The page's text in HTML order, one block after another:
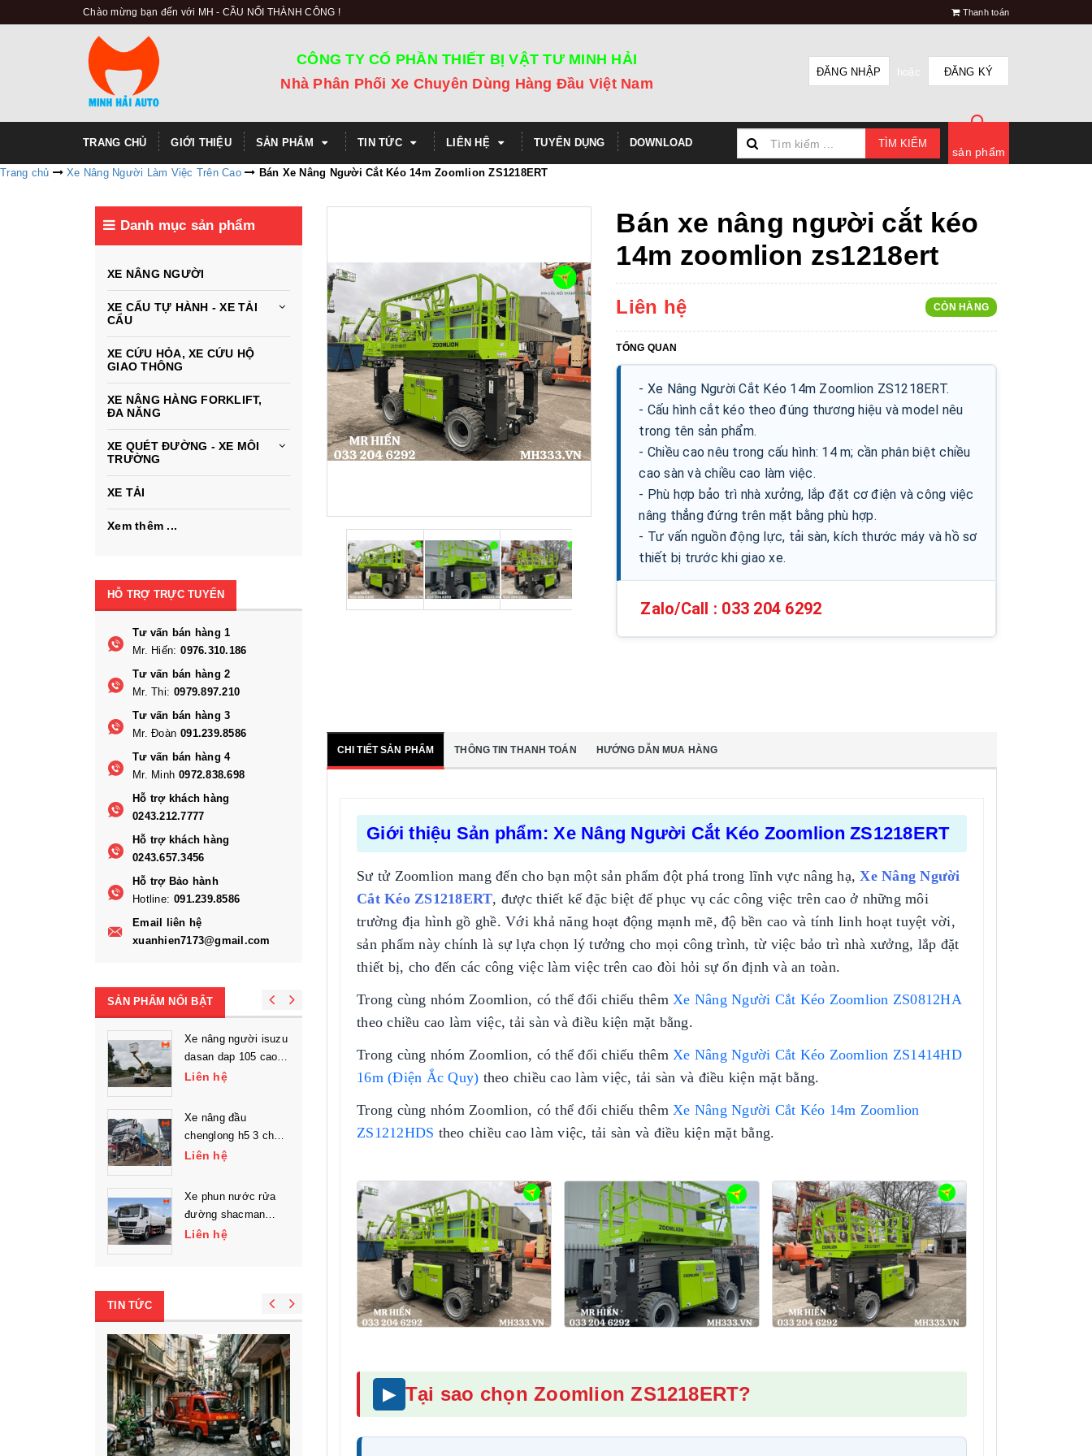
Chào mừng bạn đến với MH - CẦU NỐI THÀNH CÔNG ! Thanh toán
CÔNG TY CỔ PHẦN THIẾT BỊ VẬT TƯ MINH HẢI
Nhà Phân Phối Xe Chuyên Dùng Hàng Đầu Việt Nam
ĐĂNG NHẬP hoặc ĐĂNG KÝ
TRANG CHỦ GIỚI THIỆU SẢN PHẨM TIN TỨC LIÊN HỆ TUYỂN DỤNG DOWNLOAD TÌM KIẾM
sản phẩm
Trang chủ Xe Nâng Người Làm Việc Trên Cao Bán Xe Nâng Người Cắt Kéo 14m Zoomlion ZS1218ERT
Bán xe nâng người cắt kéo
14m zoomlion zs1218ert
Liên hệ CÒN HÀNG
TỔNG QUAN
- Xe Nâng Người Cắt Kéo 14m Zoomlion ZS1218ERT.
- Cấu hình cắt kéo theo đúng thương hiệu và model nêu
trong tên sản phẩm.
- Chiều cao nêu trong cấu hình: 14 m; cần phân biệt chiều
cao sàn và chiều cao làm việc.
- Phù hợp bảo trì nhà xưởng, lắp đặt cơ điện và công việc
nâng thẳng đứng trên mặt bằng phù hợp.
- Tư vấn nguồn động lực, tải sàn, kích thước máy và hồ sơ
thiết bị trước khi giao xe.
Zalo/Call : 033 204 6292
CHI TIẾT SẢN PHẨM THÔNG TIN THANH TOÁN HƯỚNG DẪN MUA HÀNG
Giới thiệu Sản phẩm: Xe Nâng Người Cắt Kéo Zoomlion ZS1218ERT
Sư tử Zoomlion mang đến cho bạn một sản phẩm đột phá trong lĩnh vực nâng hạ,Xe Nâng Người
Cắt Kéo ZS1218ERT, được thiết kế đặc biệt để phục vụ các công việc trên cao ở những môi
trường địa hình gồ ghề. Với khả năng hoạt động mạnh mẽ, độ bền cao và tính linh hoạt tuyệt vời,
sản phẩm này chính là sự lựa chọn lý tưởng cho mọi công trình, từ việc bảo trì nhà xưởng, lắp đặt
thiết bị, cho đến các công việc làm việc trên cao đòi hỏi sự ổn định và an toàn.
Trong cùng nhóm Zoomlion, có thể đối chiếu thêm Xe Nâng Người Cắt Kéo Zoomlion ZS0812HA
theo chiều cao làm việc, tải sàn và điều kiện mặt bằng.
Trong cùng nhóm Zoomlion, có thể đối chiếu thêm Xe Nâng Người Cắt Kéo Zoomlion ZS1414HD
16m (Điện Ắc Quy) theo chiều cao làm việc, tải sàn và điều kiện mặt bằng.
Trong cùng nhóm Zoomlion, có thể đối chiếu thêm Xe Nâng Người Cắt Kéo 14m Zoomlion
ZS1212HDS theo chiều cao làm việc, tải sàn và điều kiện mặt bằng.
Tại sao chọn Zoomlion ZS1218ERT?
Danh mục sản phẩm
XE NÂNG NGƯỜI
XE CẨU TỰ HÀNH - XE TẢI
CẨU
XE CỨU HỎA, XE CỨU HỘ
GIAO THÔNG
XE NÂNG HÀNG FORKLIFT,
ĐA NĂNG
XE QUÉT ĐƯỜNG - XE MÔI
TRƯỜNG
XE TẢI
Xem thêm ...
HỖ TRỢ TRỰC TUYẾN
Tư vấn bán hàng 1
Mr. Hiến: 0976.310.186
Tư vấn bán hàng 2
Mr. Thi: 0979.897.210
Tư vấn bán hàng 3
Mr. Đoàn 091.239.8586
Tư vấn bán hàng 4
Mr. Minh 0972.838.698
Hỗ trợ khách hàng
0243.212.7777
Hỗ trợ khách hàng
0243.657.3456
Hỗ trợ Bảo hành
Hotline: 091.239.8586
Email liên hệ
xuanhien7173@gmail.com
SẢN PHẨM NỔI BẬT
Xe nâng người isuzu
dasan dap 105 cao
làm việc 10.5m
Liên hệ
Xe nâng đầu
chenglong h5 3 chân
chở máy công trình
Liên hệ
Xe phun nước rửa
đường shacman
l3000 3 chân
Liên hệ
cẩu everdigm 12 tấn
và 15 tấn
Liên hệ
Xe bồn xitec chở
xăng 24m3 dongfeng
Xe bồn phun sương
mini dongfeng tuyi
2.5 khối
Liên hệ
TIN TỨC